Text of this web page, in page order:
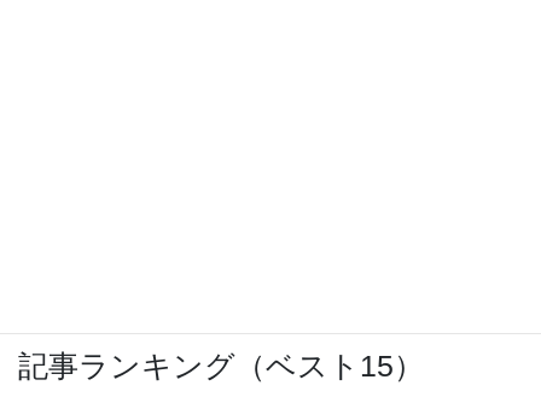
記事ランキング（ベスト15）